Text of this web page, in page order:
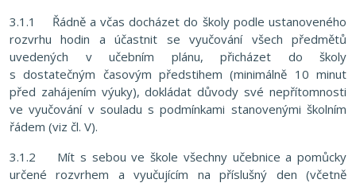
3.1.1 Řádně a včas docházet do školy podle ustanoveného
rozvrhu hodin a účastnit se vyučování všech předmětů
uvedených v učebním plánu, přicházet do školy
s dostatečným časovým předstihem (minimálně 10 minut
před zahájením výuky), dokládat důvody své nepřítomnosti
ve vyučování v souladu s podmínkami stanovenými školním
řádem (viz čl. V).
3.1.2 Mít s sebou ve škole všechny učebnice a pomůcky
určené rozvrhem a vyučujícím na příslušný den (včetně